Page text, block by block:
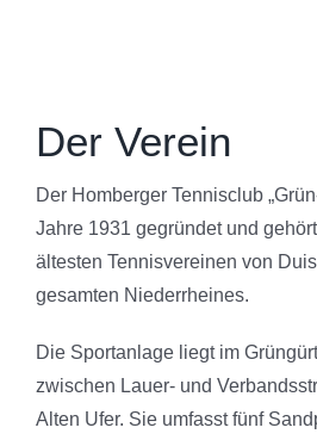
Der Verein
Der Homberger Tennisclub
Jahre 1931 gegründet und
ältesten Tennisvereinen von
gesamten Niederrheines.
Die Sportanlage liegt im
zwischen Lauer- und
Alten Ufer. Sie umfasst fünf